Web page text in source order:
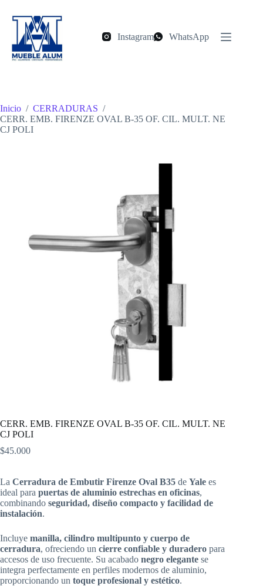
contenido
Instagram
WhatsApp
Inicio / CERRADURAS /
CERR. EMB. FIRENZE OVAL B-35 OF. CIL. MULT. NE
CJ POLI
CERR. EMB. FIRENZE OVAL B-35 OF. CIL. MULT. NE
CJ POLI
$45.000
La Cerradura de Embutir Firenze Oval B35 de Yale es
ideal para puertas de aluminio estrechas en oficinas,
combinando seguridad, diseño compacto y facilidad de
instalación.
Incluye manilla, cilindro multipunto y cuerpo de
cerradura, ofreciendo un cierre confiable y duradero para
accesos de uso frecuente. Su acabado negro elegante se
integra perfectamente en perfiles modernos de aluminio,
proporcionando un toque profesional y estético.